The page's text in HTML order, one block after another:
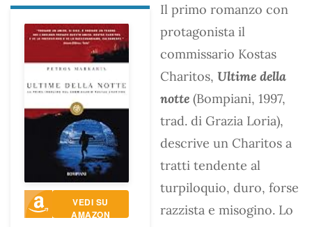
VEDI SU
AMAZON
Il primo romanzo con
protagonista il
commissario Kostas
Charitos, Ultime della
notte (Bompiani, 1997,
trad. di Grazia Loria),
descrive un Charitos a
tratti tendente al
turpiloquio, duro, forse
razzista e misogino. Lo